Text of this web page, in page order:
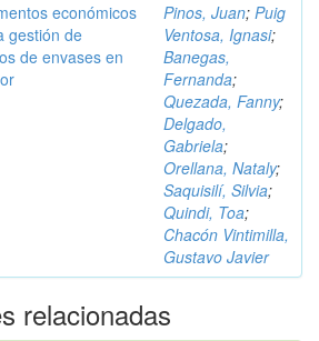
económicos
gestión de
de envases en
Pinos, Juan; Puig
Ventosa, Ignasi;
Banegas,
Fernanda;
Quezada, Fanny;
Delgado,
Gabriela;
Orellana, Nataly;
Saquisilí, Silvia;
Quindi, Toa;
Chacón Vintimilla,
Gustavo Javier
relacionadas